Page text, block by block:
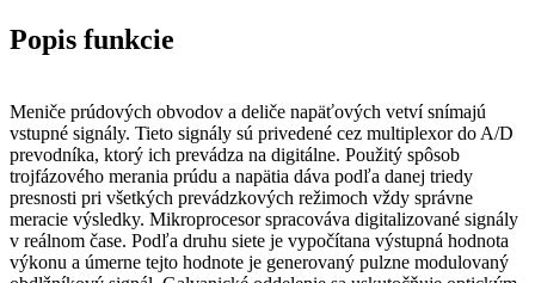
Popis funkcie
Meniče prúdových obvodov a deliče napäťových vetví snímajú
vstupné signály. Tieto signály sú privedené cez multiplexor do A/D
prevodníka, ktorý ich prevádza na digitálne. Použitý spôsob
trojfázového merania prúdu a napätia dáva podľa danej triedy
presnosti pri všetkých prevádzkových režimoch vždy správne
meracie výsledky. Mikroprocesor spracováva digitalizované signály
v reálnom čase. Podľa druhu siete je vypočítana výstupná hodnota
výkonu a úmerne tejto hodnote je generovaný pulzne modulovaný